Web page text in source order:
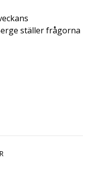
ställer frågorna